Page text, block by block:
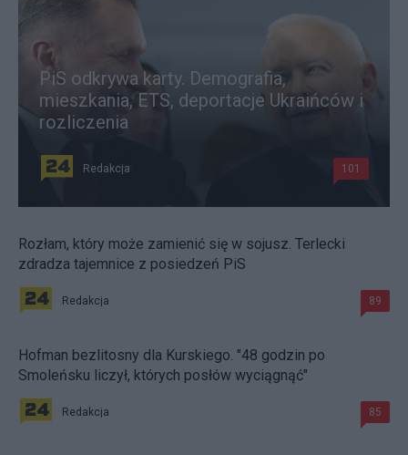
PiS odkrywa karty. Demografia,
mieszkania, ETS, deportacje Ukraińców i
rozliczenia
Redakcja 101
Rozłam, który może zamienić się w sojusz. Terlecki
zdradza tajemnice z posiedzeń PiS
Redakcja 89
Hofman bezlitosny dla Kurskiego. "48 godzin po
Smoleńsku liczył, których posłów wyciągnąć"
Redakcja 85